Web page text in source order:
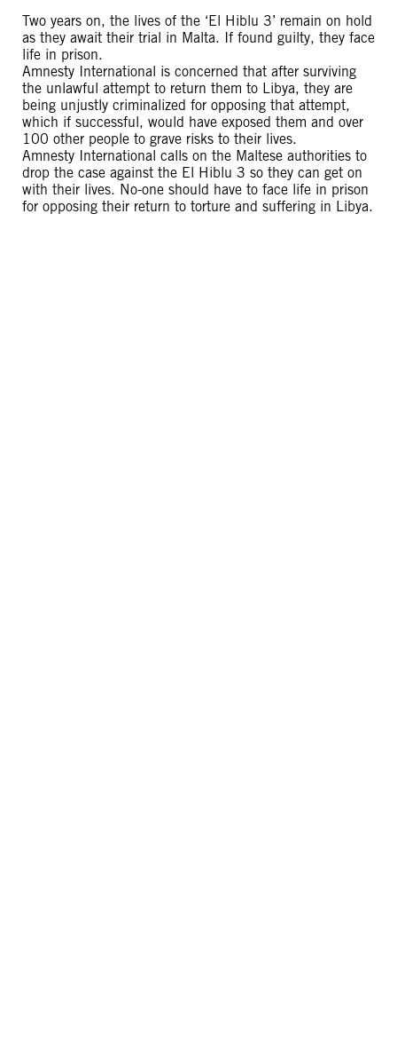
Two years on, the lives of the ‘El Hiblu 3’ remain on hold
as they await their trial in Malta. If found guilty, they face
life in prison.
Amnesty International is concerned that after surviving
the unlawful attempt to return them to Libya, they are
being unjustly criminalized for opposing that attempt,
which if successful, would have exposed them and over
100 other people to grave risks to their lives.
Amnesty International calls on the Maltese authorities to
drop the case against the El Hiblu 3 so they can get on
with their lives. No-one should have to face life in prison
for opposing their return to torture and suffering in Libya.